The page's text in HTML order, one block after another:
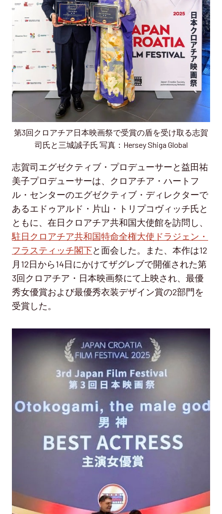
第3回クロアチア日本映画祭で受賞の盾を受け取る志賀
司氏と三城誠子氏 写真：Hersey Shiga Global
志賀司エグゼクティブ・プロデューサーと益田祐
美子プロデューサーは、クロアチア・ハートフ
ル・センターのエグゼクティブ・ディレクターで
あるエドゥアルド・片山・トリプコヴィッチ氏と
ともに、在日クロアチア共和国大使館を訪問し、
駐日クロアチア共和国特命全権大使ドラジェン・
フラスティッチ閣下と面会した。また、本作は12
月12日から14日にかけてザグレブで開催された第
3回クロアチア・日本映画祭にて上映され、最優
秀女優賞および最優秀衣装デザイン賞の2部門を
受賞した。